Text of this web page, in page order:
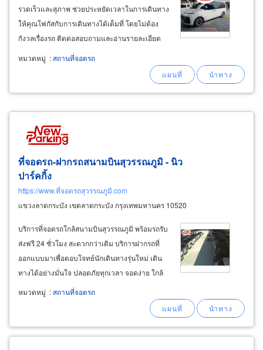
รวดเร็วและสุภาพ ช่วยประหยัดเวลาในการเดินทาง
ให้คุณโฟกัสกับการเดินทางได้เต็มที่ โดยไม่ต้อง
กังวลเรื่องรถ ติดต่อสอบถามและอ่านรายละเอียด
อื่นๆเพิ่มเติม โทร. 08-0513-4577, 090-620-0777
เว็บไซต์ : https://newparking.net/ facebook : ที่
หมวดหมู่ :สถานที่จอดรถ
ที่จอดรถ-ฝากรถสนามบินสุวรรณภูมิ - นิว
ปาร์คกิ้ง
https://www.ที่จอดรถสุวรรณภูมิ.com
แขวงลาดกระบัง เขตลาดกระบัง กรุงเทพมหานคร 10520
บริการที่จอดรถใกล้สนามบินสุวรรณภูมิ พร้อมรถรับ
ส่งฟรี 24 ชั่วโมง สะดวกกว่าเดิม บริการฝากรถที่
ออกแบบมาเพื่อตอบโจทย์นักเดินทางรุ่นใหม่ เดิน
ทางได้อย่างมั่นใจ ปลอดภัยทุกเวลา จอดง่าย ใกล้
สนามบินสุวรรณภูมิจริง ไม่ต้องวนหาที่จอดใน
ให้คุณจอดรถได้ในพื้นที่
หมวดหมู่ :สถานที่จอดรถ